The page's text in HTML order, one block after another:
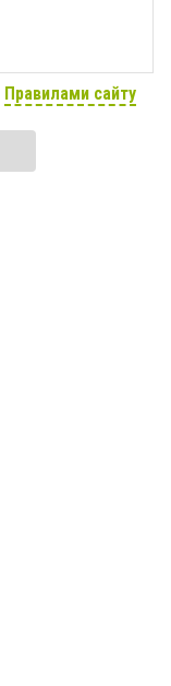
Правилами сайту